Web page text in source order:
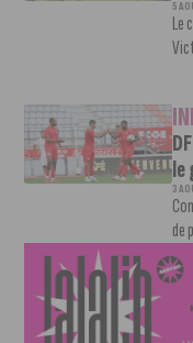
5
Le
le
3
de